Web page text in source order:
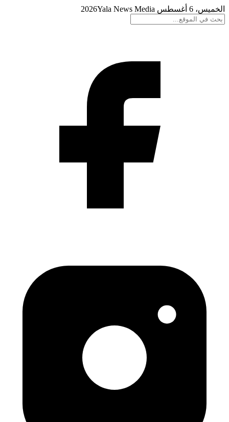
الخميس، 6 أغسطس 2026 Yala News Media